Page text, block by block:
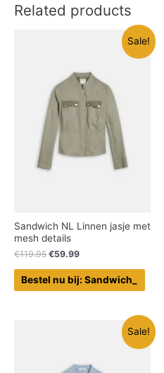
Related products
Sale!
Sandwich NL Linnen jasje met
mesh details
€119.95 €59.99
Bestel nu bij: Sandwich_
Sale!